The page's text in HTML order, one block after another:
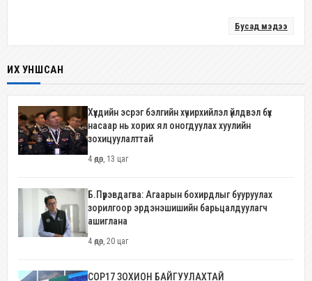
Бусад мэдээ
ИХ УНШСАН
Хүүхдийн эсрэг бэлгийн хүчирхийлэл үйлдвэл бүх
насаар нь хорих ял оногдуулах хуулийн
зохицуулалттай
4 өдөр, 13 цаг
Б.Пүрэвдагва: Агаарын бохирдлыг бууруулах
зорилгоор эрдэнэшишийн барьцалдуулагч
ашиглана
4 өдөр, 20 цаг
COP17 ЗОХИОН БАЙГУУЛАХТАЙ